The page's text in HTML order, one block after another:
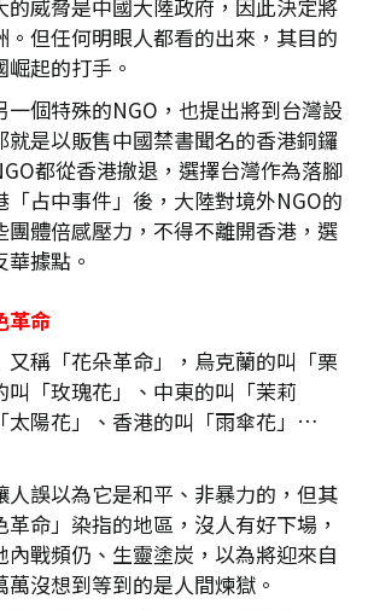
的威脅是中國大陸政府，因此決定將
。但任何明眼人都看的出來，其目的
起的打手。
一個特殊的NGO，也提出將到台灣設
就是以販售中國禁書聞名的香港銅鑼
都從香港撤退，選擇台灣作為落腳
「占中事件」後，大陸對境外NGO的
團體倍感壓力，不得不離開香港，選
據點。
革命
又稱「花朵革命」，烏克蘭的叫「栗
叫「玫瑰花」、中東的叫「茉莉
太陽花」、香港的叫「雨傘花」…
人誤以為它是和平、非暴力的，但其
命」染指的地區，沒人有好下場，
內戰頻仍、生靈塗炭，以為將迎來自
沒想到等到的是人間煉獄。